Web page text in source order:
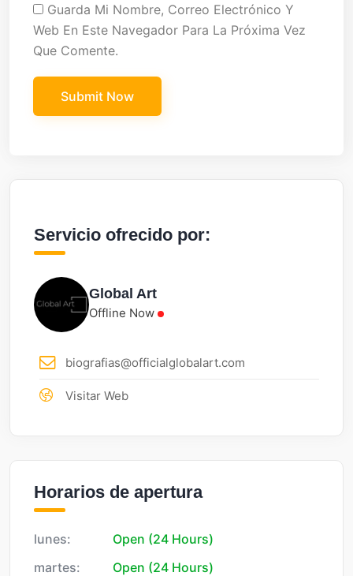
Guarda Mi Nombre, Correo Electrónico Y
Web En Este Navegador Para La Próxima Vez
Que Comente.
Servicio ofrecido por:
Global Art
Offline Now
biografias@officialglobalart.com
Visitar Web
Horarios de apertura
lunes:
Open (24 Hours)
martes:
Open (24 Hours)